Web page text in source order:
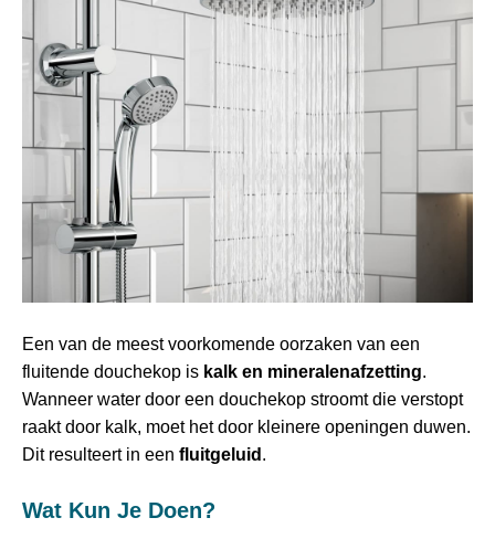
Een van de meest voorkomende oorzaken van een
fluitende douchekop is kalk en mineralenafzetting.
Wanneer water door een douchekop stroomt die verstopt
raakt door kalk, moet het door kleinere openingen duwen.
Dit resulteert in een fluitgeluid .
Wat Kun Je Doen?